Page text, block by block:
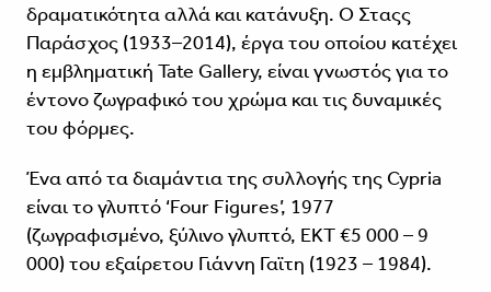
δραματικότητα αλλά και κατάνυξη. Ο Σταςς
Παράσχος (1933–2014), έργα του οποίου κατέχει
η εμβληματική Tate Gallery, είναι γνωστός για το
έντονο ζωγραφικό του χρώμα και τις δυναμικές
του φόρμες.
Ένα από τα διαμάντια της συλλογής της Cypria
είναι το γλυπτό ‘Four Figures’, 1977
(ζωγραφισμένο, ξύλινο γλυπτό, ΕΚΤ €5 000 – 9
000) του εξαίρετου Γιάννη Γαϊτη (1923 – 1984).